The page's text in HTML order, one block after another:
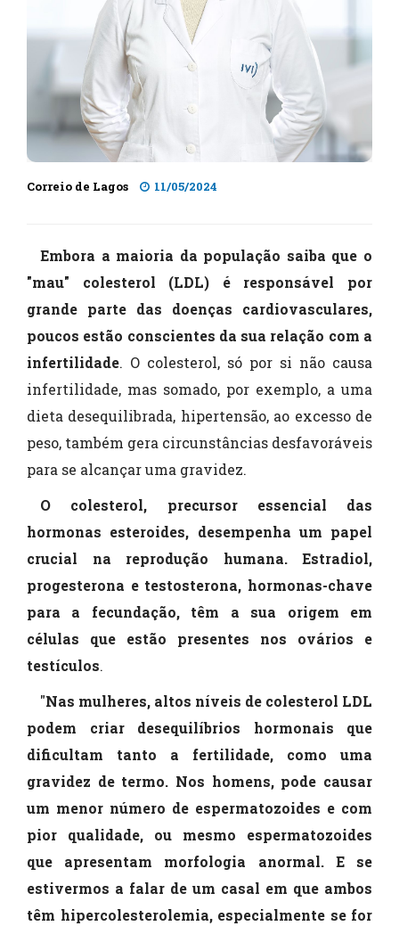
Correio de Lagos 11/05/2024
Embora a maioria da população saiba que o
"mau" colesterol (LDL) é responsável por
grande parte das doenças cardiovasculares,
poucos estão conscientes da sua relação com a
infertilidade. O colesterol, só por si não causa
infertilidade, mas somado, por exemplo, a uma
dieta desequilibrada, hipertensão, ao excesso de
peso, também gera circunstâncias desfavoráveis
para se alcançar uma gravidez.
O colesterol, precursor essencial das
hormonas esteroides, desempenha um papel
crucial na reprodução humana. Estradiol,
progesterona e testosterona, hormonas-chave
para a fecundação, têm a sua origem em
células que estão presentes nos ovários e
testículos.
"Nas mulheres, altos níveis de colesterol LDL
podem criar desequilíbrios hormonais que
dificultam tanto a fertilidade, como uma
gravidez de termo. Nos homens, pode causar
um menor número de espermatozoides e com
pior qualidade, ou mesmo espermatozoides
que apresentam morfologia anormal. E se
estivermos a falar de um casal em que ambos
têm hipercolesterolemia, especialmente se for